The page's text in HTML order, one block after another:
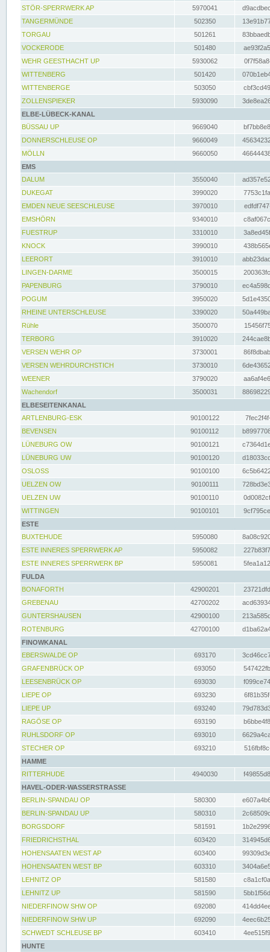
STÖR-SPERRWERK AP 5970041
TANGERMÜNDE
502350
TORGAU
501261
VOCKERODE
501480
WEHR GEESTHACHT UP
5930062
WITTENBERG
501420
WITTENBERGE
503050
ZOLLENSPIEKER
5930090
ELBE-LÜBECK-KANAL
BÜSSAU UP
9669040
DONNERSCHLEUSE OP
9660049
MÖLLN
9660050
EMS
DALUM
3550040
DUKEGAT
3990020
EMDEN NEUE SEESCHLEUSE
3970010
EMSHÖRN
9340010
FUESTRUP
3310010
KNOCK
3990010
LEERORT
3910010
LINGEN-DARME
3500015
PAPENBURG
3790010
POGUM
3950020
RHEINE UNTERSCHLEUSE
3390020
Rühle
3500070
TERBORG
3910020
VERSEN WEHR OP
3730001
VERSEN WEHRDURCHSTICH
3730010
WEENER
3790020
Wachendorf
3500031
ELBESEITENKANAL
ARTLENBURG-ESK
90100122
BEVENSEN
90100112
LÜNEBURG OW
90100121
LÜNEBURG UW
90100120
OSLOSS
90100100
UELZEN OW
90100111
UELZEN UW
90100110
WITTINGEN
90100101
ESTE
BUXTEHUDE
5950080
ESTE INNERES SPERRWERK AP
5950082
ESTE INNERES SPERRWERK BP
5950081
FULDA
BONAFORTH
42900201
GREBENAU
42700202
GUNTERSHAUSEN
42900100
ROTENBURG
42700100
FINOWKANAL
EBERSWALDE OP
693170
GRAFENBRÜCK OP
693050
LEESENBRÜCK OP
693030
LIEPE OP
693230
LIEPE UP
693240
RAGÖSE OP
693190
RUHLSDORF OP
693010
STECHER OP
693210
HAMME
RITTERHUDE
4940030
HAVEL-ODER-WASSERSTRASSE
BERLIN-SPANDAU OP
580300
BERLIN-SPANDAU UP
580310
BORGSDORF
581591
FRIEDRICHSTHAL
603420
HOHENSAATEN WEST AP
603400
HOHENSAATEN WEST BP
603310
LEHNITZ OP
581580
LEHNITZ UP
581590
NIEDERFINOW SHW OP
692080
NIEDERFINOW SHW UP
692090
SCHWEDT SCHLEUSE BP
603410
HUNTE